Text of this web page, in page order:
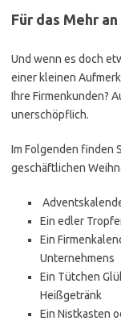
Für das Mehr
Und wenn es doch
einer kleinen
Ihre Firmenkunden?
unerschöpflich.
Im Folgenden finden
geschäftlichen
Ein edler
Ein
Unternehmens
Ein Tütchen
Heißgetränk
Ein Nistkasten